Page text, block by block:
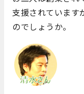
支援されています
のでしょうか。